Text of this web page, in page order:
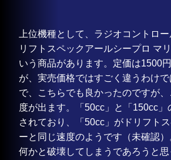
上位機種として、ラジオコントロ
リフトスペックアールシープロ マ
いう商品があります。定価は1500
が、実売価格ではすごく違うわけ
で、こちらでも良かったのですが
度が出ます。「50cc」と「150cc
されており、「50cc」がドリフト
ーと同じ速度のようです（未確認
何かと破壊してしまうであろうと